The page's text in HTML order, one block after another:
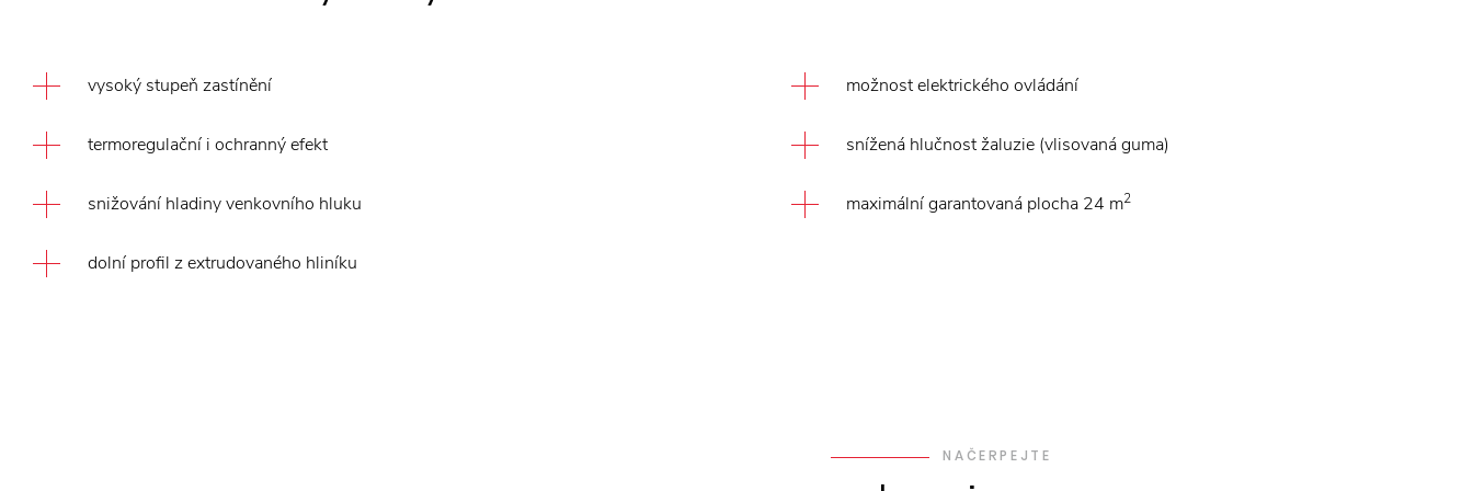
vysoký stupeň zastínění
termoregulační i ochranný efekt
snižování hladiny venkovního hluku
dolní profil z extrudovaného hliníku
možnost elektrického ovládání
snížená hlučnost žaluzie (vlisovaná guma)
maximální garantovaná plocha 24 m2
NAČERPEJTE